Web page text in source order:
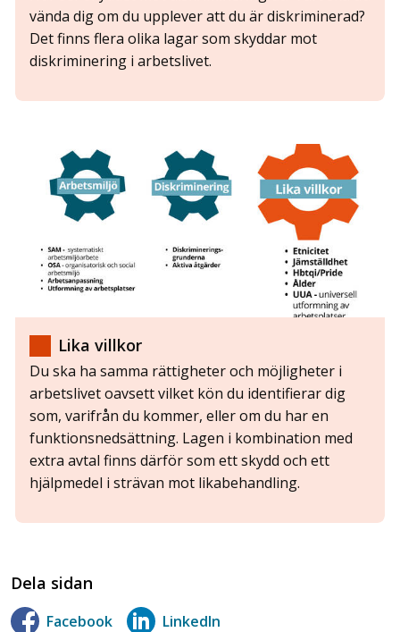
vända dig om du upplever att du är diskriminerad?
Det finns flera olika lagar som skyddar mot
diskriminering i arbetslivet.
Lika villkor
Du ska ha samma rättigheter och möjligheter i
arbetslivet oavsett vilket kön du identifierar dig
som, varifrån du kommer, eller om du har en
funktionsnedsättning. Lagen i kombination med
extra avtal finns därför som ett skydd och ett
hjälpmedel i strävan mot likabehandling.
Dela sidan
Facebook LinkedIn